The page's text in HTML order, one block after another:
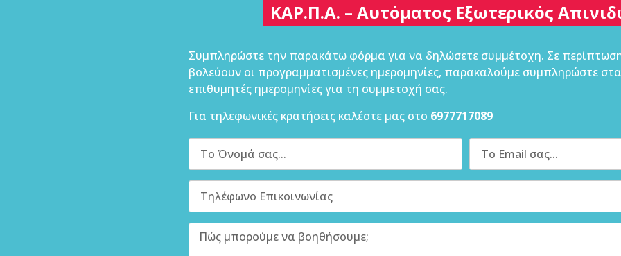
ΚΑΡ.Π.Α. – Αυτόματος Εξωτερικός
Συμπληρώστε την παρακάτω φόρμα για να δηλώσετε συμμέτοχη. Σε
βολεύουν οι προγραμματισμένες ημερομηνίες, παρακαλούμε συμπληρώστε
επιθυμητές ημερομηνίες για τη συμμετοχή σας.
Για τηλεφωνικές κρατήσεις καλέστε μας στο 6977717089